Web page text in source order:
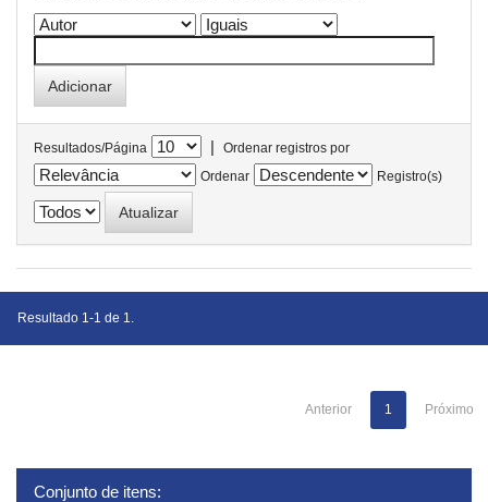
Resultados/Página |
Ordenar registros por
Ordenar
Registro(s)
Resultado 1-1 de 1.
Anterior 1 Próximo
Conjunto de itens: